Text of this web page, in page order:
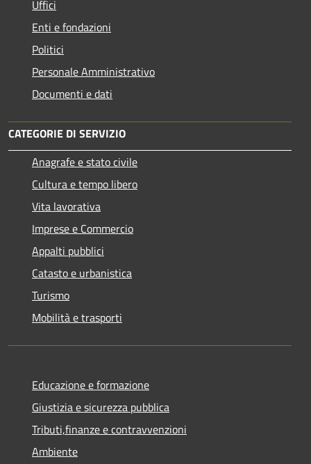
Uffici
Enti e fondazioni
Politici
Personale Amministrativo
Documenti e dati
CATEGORIE DI SERVIZIO
Anagrafe e stato civile
Cultura e tempo libero
Vita lavorativa
Imprese e Commercio
Appalti pubblici
Catasto e urbanistica
Turismo
Mobilità e trasporti
Educazione e formazione
Giustizia e sicurezza pubblica
Tributi,finanze e contravvenzioni
Ambiente